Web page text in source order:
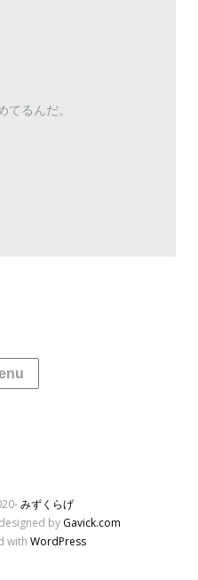
るんだ。
みずくらげ
by Gavick.com
with WordPress